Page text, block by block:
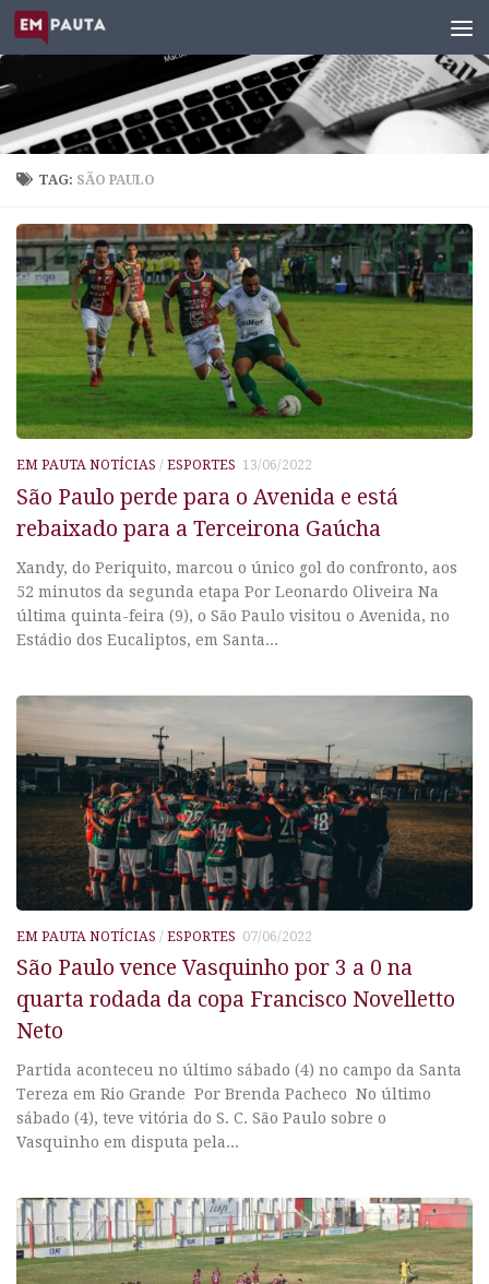
Skip to content
TAG: SÃO PAULO
EM PAUTA NOTÍCIAS / ESPORTES 13/06/2022
São Paulo perde para o Avenida e está
rebaixado para a Terceirona Gaúcha
Xandy, do Periquito, marcou o único gol do confronto, aos
52 minutos da segunda etapa Por Leonardo Oliveira Na
última quinta-feira (9), o São Paulo visitou o Avenida, no
Estádio dos Eucaliptos, em Santa...
EM PAUTA NOTÍCIAS / ESPORTES 07/06/2022
São Paulo vence Vasquinho por 3 a 0 na
quarta rodada da copa Francisco Novelletto
Neto
Partida aconteceu no último sábado (4) no campo da Santa
Tereza em Rio Grande Por Brenda Pacheco No último
sábado (4), teve vitória do S. C. São Paulo sobre o
Vasquinho em disputa pela...